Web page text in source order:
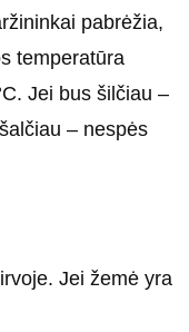
pabrėžia,
temperatūra
Jei bus šilčiau –
– nespės
Jei žemė yra